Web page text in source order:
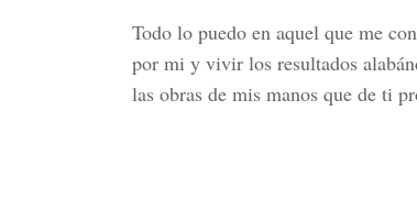
Todo lo puedo en aquel que me
por mi y vivir los resultados
las obras de mis manos que de ti